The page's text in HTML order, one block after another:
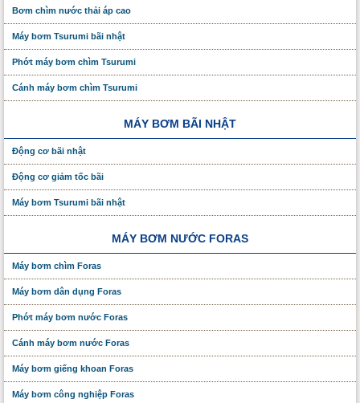
Bơm chìm nước thải áp cao
Máy bơm Tsurumi bãi nhật
Phớt máy bơm chìm Tsurumi
Cánh máy bơm chìm Tsurumi
MÁY BƠM BÃI NHẬT
Động cơ bãi nhật
Động cơ giảm tốc bãi
Máy bơm Tsurumi bãi nhật
MÁY BƠM NƯỚC FORAS
Máy bơm chìm Foras
Máy bơm dân dụng Foras
Phớt máy bơm nước Foras
Cánh máy bơm nước Foras
Máy bơm giếng khoan Foras
Máy bơm công nghiệp Foras